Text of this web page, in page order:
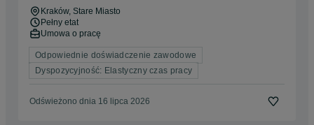
Kraków, Stare Miasto
Pełny etat
Umowa o pracę
Odpowiednie doświadczenie zawodowe
Dyspozycyjność: Elastyczny czas pracy
Odświeżono dnia 16 lipca 2026